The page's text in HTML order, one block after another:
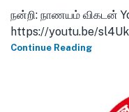
நன்றி: நாணயம் விகடன்
https://youtu.be/
Continue Reading